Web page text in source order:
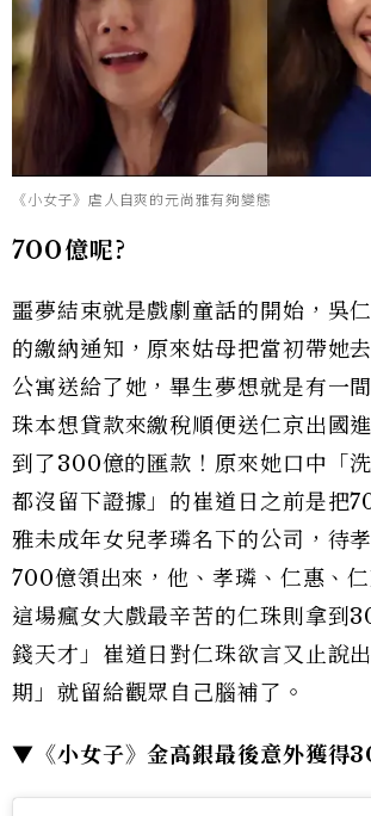
《小女子》虐人自爽的元尚雅有夠變態
700億呢?
噩夢結束就是戲劇童話的開始，吳
的繳納通知，原來姑母把當初帶她
公寓送給了她，畢生夢想就是有一
珠本想貸款來繳稅順便送仁京出國
到了300億的匯款！原來她口中「洗
都沒留下證據」的崔道日之前是把
雅未成年女兒孝璘名下的公司，待
700億領出來，他、孝璘、仁惠、仁
這場瘋女大戲最辛苦的仁珠則拿到
錢天才」崔道日對仁珠欲言又止說
期」就留給觀眾自己腦補了。
▼《小女子》金高銀最後意外獲得